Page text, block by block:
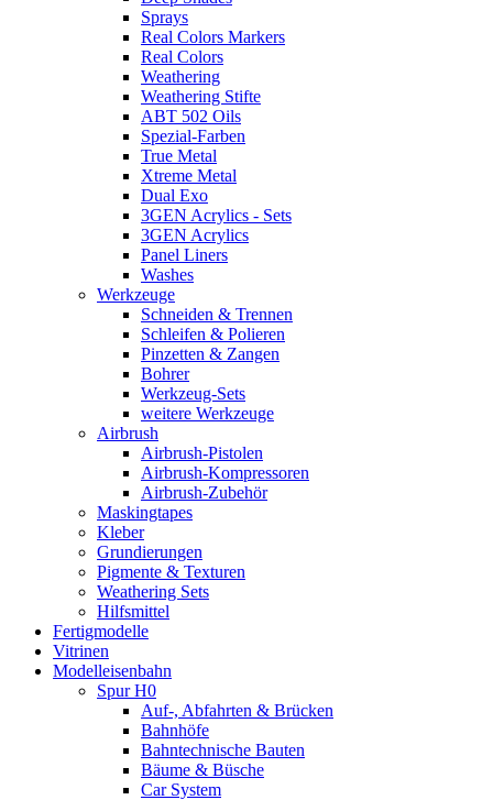
Sprays
Real Colors Markers
Real Colors
Weathering
Weathering Stifte
ABT 502 Oils
Spezial-Farben
True Metal
Xtreme Metal
Dual Exo
3GEN Acrylics - Sets
3GEN Acrylics
Panel Liners
Washes
Werkzeuge
Schneiden & Trennen
Schleifen & Polieren
Pinzetten & Zangen
Bohrer
Werkzeug-Sets
weitere Werkzeuge
Airbrush
Airbrush-Pistolen
Airbrush-Kompressoren
Airbrush-Zubehör
Maskingtapes
Kleber
Grundierungen
Pigmente & Texturen
Weathering Sets
Hilfsmittel
Fertigmodelle
Vitrinen
Modelleisenbahn
Spur H0
Auf-, Abfahrten & Brücken
Bahnhöfe
Bahntechnische Bauten
Bäume & Büsche
Car System